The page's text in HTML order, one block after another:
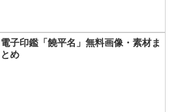
電子印鑑「饒平名」無料画像・素材ま
とめ